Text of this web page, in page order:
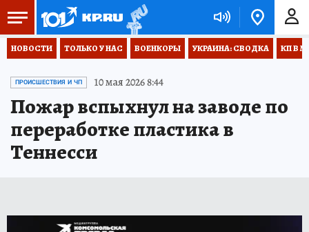
НОВОСТИ ТОЛЬКО У НАС ВОЕНКОРЫ УКРАИНА: СВОДКА КП В
ПРОИСШЕСТВИЯ И ЧП 10 мая 2026 8:44
Пожар вспыхнул на заводе по
переработке пластика в
Теннесси